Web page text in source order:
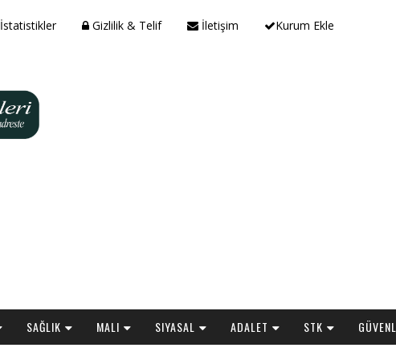
İstatistikler Gizlilik & Telif İletişim Kurum Ekle
SAĞLIK MALI SIYASAL ADALET STK